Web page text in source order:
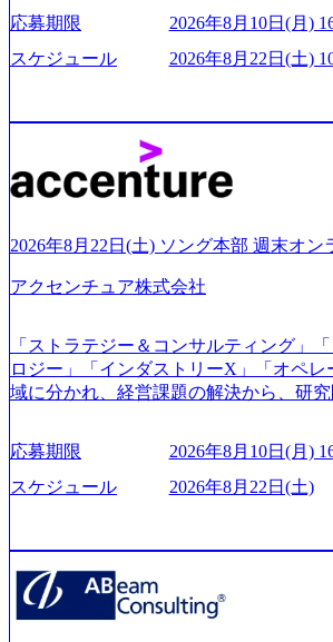
以上の事業を展開する オールインハウ
ており社内で新しい事業開発などの人員
本経営をとっており、事業創造の自由度
s/20240925162633_7242d0de-3e54-4f03-
0x644.webp レバレジーズ株式会社 会社
kerdeck.com/leverages/leverages-hui-she-
cai-yong-xiang-ke) 「働く人」「事業・
ー」など、レバレジーズのリアルを取り
「外国人留学生等受入環境整備事業委託
s://prtimes.jp/main/html/rd/p/
ジーズ、モチベーション管理システム「
m/@leveragesCh) レバレジーズで活躍す
管理職種編 〜 (https://www.youtube.com/
UI) レバレジーズで活躍するメンバー紹
来黒字を維持し、急成長中でありながら
円を目指す日本にもなかなかないメガベ
ら黒字経営。年間130%成長 https://
527843-d227-4df8-b86c-
age.googleapis.com/our-vision-
es/20251030164946_dc0888f6-0539-4887-
200x666.webp 年間100億円規模の投資の
応募期限
2026年8月10日(月)
スケジュール
2026年8月22日(土)
2026年8月22日(土) ソング本部 週末オン
アクセンチュア株式会社
「ストラテジー＆コンサルティング」
ロジー」「インダストリーX」「オペレ
域に分かれ、経営課題の解決から、研
グ領域からその実行的側面であるITサー
貫して支援する総合系・IT系ファームで
において非常に良質な顧客基盤を築いて
手掛けたプロジェクトは「ファースト
るグローバル化」「資生堂グループの
ィアン・ウエストウッドの製品開発」
ンサルティング活動のみならず、2021
社「ARISE analytics」を設立し、人工知
応募期限
2026年8月10日(月)
スケジュール
2026年8月22日(土)